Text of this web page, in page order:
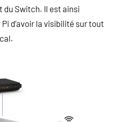
du Switch. Il est ainsi
d’avoir la visibilité sur tout